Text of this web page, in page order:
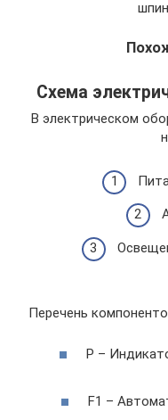
Схема
В электрическом
Перечень
Р –
F1 –